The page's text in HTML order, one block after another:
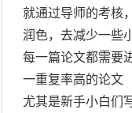
就通过导师的考核
润色，去减少一些
每一篇论文都需要
一重复率高的论文
尤其是新手小白们